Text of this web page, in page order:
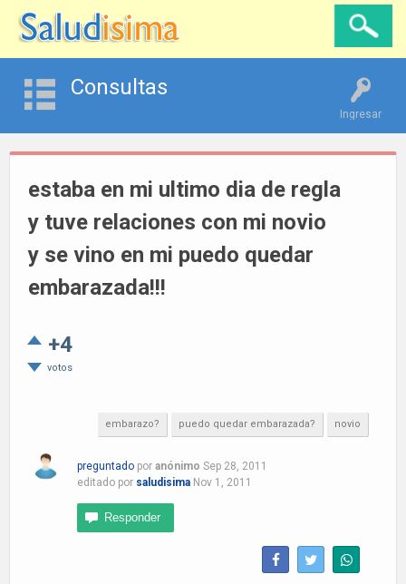
Ingresar
Consultas
estaba en mi ultimo dia de regla
y tuve relaciones con mi novio
y se vino en mi puedo quedar
embarazada!!!
+4
votos
embarazo? puedo quedar embarazada? novio
preguntado por anónimo Sep 28, 2011
editado por saludisima Nov 1, 2011